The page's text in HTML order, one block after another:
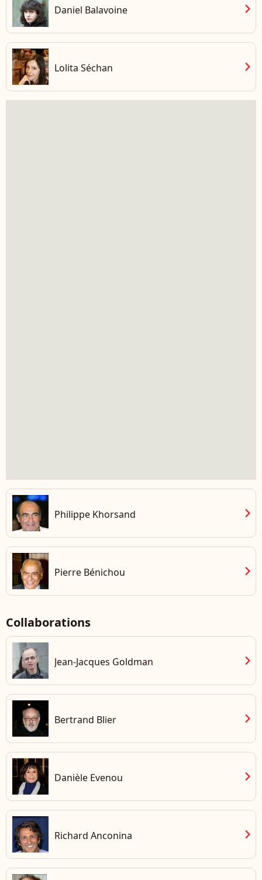
Daniel Balavoine chevron_right
Lolita Séchan chevron_right
Philippe Khorsand chevron_right
Pierre Bénichou chevron_right
Collaborations
Jean-Jacques Goldman chevron_right
Bertrand Blier chevron_right
Danièle Evenou chevron_right
Richard Anconina chevron_right